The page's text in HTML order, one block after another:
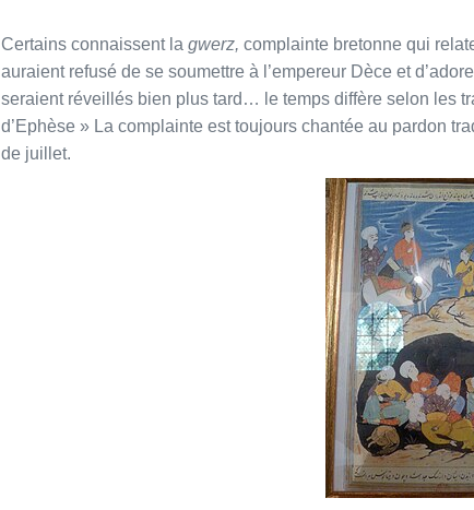
Certains connaissent la gwerz,complainte bretonne qui
auraient refusé de se soumettre à l’empereur Dèce et
seraient réveillés bien plus tard… le temps diffère selon les
d’Ephèse » La complainte est toujours chantée au pardon
de juillet.